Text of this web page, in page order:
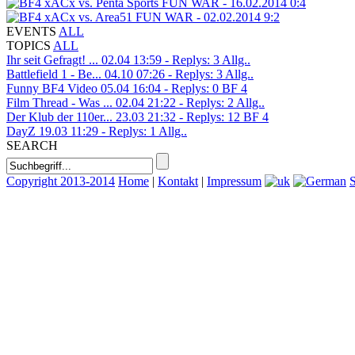
xACx vs. Area51 FUN WAR - 02.02.2014 9:2
EVENTS ALL
TOPICS ALL
Ihr seit Gefragt! ... 02.04 13:59 - Replys: 3 Allg..
Battlefield 1 - Be... 04.10 07:26 - Replys: 3 Allg..
Funny BF4 Video 05.04 16:04 - Replys: 0 BF 4
Film Thread - Was ... 02.04 21:22 - Replys: 2 Allg..
Der Klub der 110er... 23.03 21:32 - Replys: 12 BF 4
DayZ 19.03 11:29 - Replys: 1 Allg..
SEARCH
Copyright 2013-2014 Home | Kontakt | Impressum